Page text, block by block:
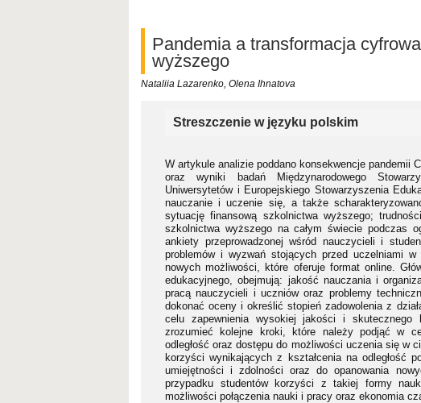
Pandemia a transformacja
wyższego
Nataliia Lazarenko, Olena Ihnatova
Streszczenie w języku polskim
W artykule analizie poddano konsekwencje pandemii
oraz wyniki badań Międzynarodowego
Uniwersytetów i Europejskiego Stowarzyszenia
nauczanie i uczenie się, a także
sytuację finansową szkolnictwa wyższego;
szkolnictwa wyższego na całym świecie podczas
ankiety przeprowadzonej wśród nauczycieli i
problemów i wyzwań stojących przed uczelniami
nowych możliwości, które oferuje format online.
edukacyjnego, obejmują: jakość nauczania i
pracą nauczycieli i uczniów oraz problemy
dokonać oceny i określić stopień zadowolenia z
celu zapewnienia wysokiej jakości i skutecznego
zrozumieć kolejne kroki, które należy podjąć w
odległość oraz dostępu do możliwości uczenia się w
korzyści wynikających z kształcenia na odległość
umiejętności i zdolności oraz do opanowania
przypadku studentów korzyści z takiej formy
możliwości połączenia nauki i pracy oraz ekonomia